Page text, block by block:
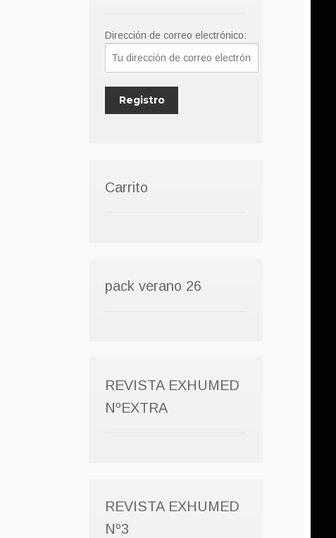
Dirección de correo electrónico:
Carrito
pack verano 26
REVISTA EXHUMED
NºEXTRA
REVISTA EXHUMED
Nº3